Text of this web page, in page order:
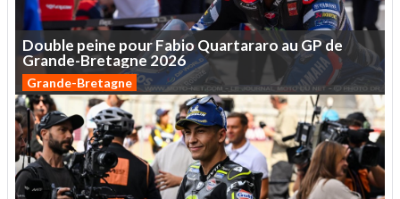
Double peine pourFabioQuartararo au GPde
Grande-Bretagne 2026
Grande-Bretagne